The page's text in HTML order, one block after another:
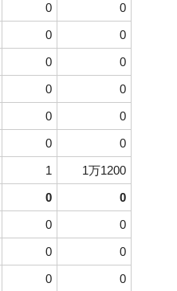
0
0
0
0
0
0
0
0
0
0
0
0
1
1万1200
0
0
0
0
0
0
0
0